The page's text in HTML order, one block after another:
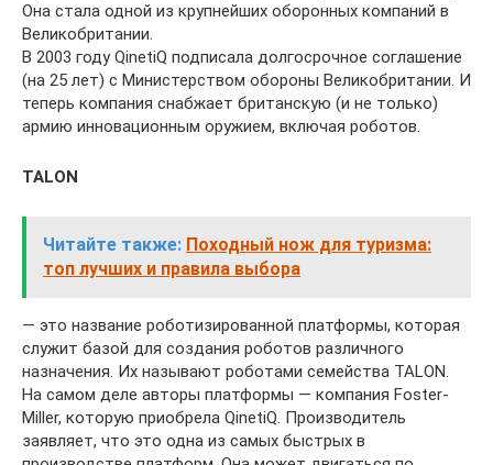
Она стала одной из крупнейших оборонных компаний в
Великобритании.
В 2003 году QinetiQ подписала долгосрочное соглашение
(на 25 лет) с Министерством обороны Великобритании. И
теперь компания снабжает британскую (и не только)
армию инновационным оружием, включая роботов.
TALON
Читайте также: Походный нож для туризма:
топ лучших и правила выбора
— это название роботизированной платформы, которая
служит базой для создания роботов различного
назначения. Их называют роботами семейства TALON.
На самом деле авторы платформы — компания Foster-
Miller, которую приобрела QinetiQ. Производитель
заявляет, что это одна из самых быстрых в